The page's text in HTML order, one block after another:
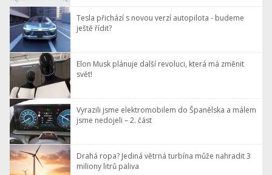
Tesla přichází s novou verzí autopilota - budeme
ještě řídit?
Elon Musk plánuje další revoluci, která má změnit
svět!
Vyrazili jsme elektromobilem do Španělska a málem
jsme nedojeli – 2. část
Drahá ropa? Jediná větrná turbína může nahradit 3
miliony litrů paliva